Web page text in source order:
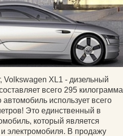
Volkswagen XL1 - дизельный
всего 295 килограмма
использует всего
Это единственный в
который является
электромобиля. В продажу